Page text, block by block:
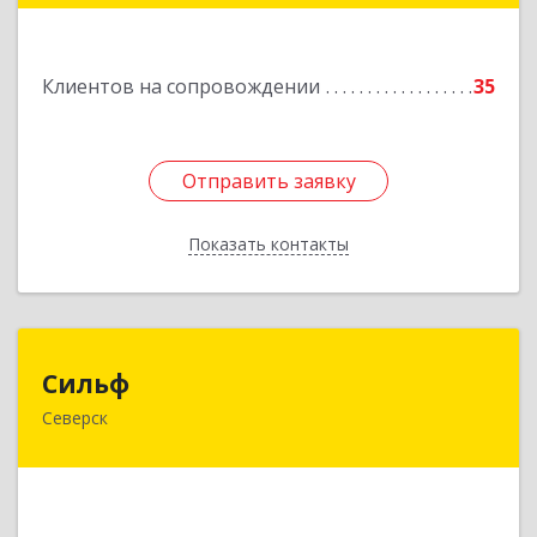
Клиентов на сопровождении 35
Отправить заявку
Показать контакты
Отправить заявку
Назад
Сильф
Северск
636000, Томская обл, Северск г, Спортивная ул,